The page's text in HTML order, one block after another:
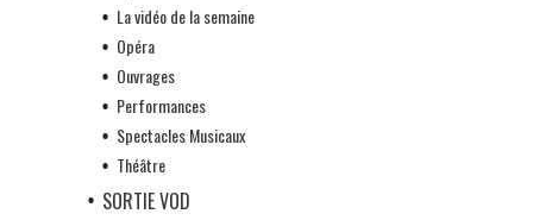
La vidéo de la semaine
Opéra
Ouvrages
Performances
Spectacles Musicaux
Théâtre
SORTIE VOD